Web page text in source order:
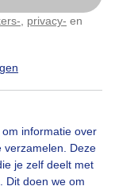
privacy- en
informatie over
verzamelen. Deze
je zelf deelt met
Dit doen we om